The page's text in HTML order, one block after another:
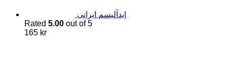
اید‌آلیسم ایرانی
Rated 5.00 out of 5
165 kr